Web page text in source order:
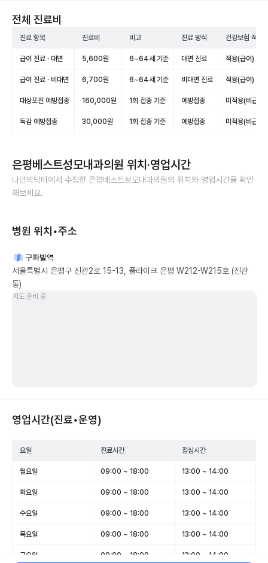
전체 진료비
진료 항목 진료비 비고 진료 방식 건강보험 적용
급여 진료 · 대면 5,600원 6~64세 기준 대면 진료 적용(급여)
급여 진료 · 비대면 6,700원 6~64세 기준 비대면 진료 적용(급여)
대상포진 예방접종 160,000원 1회 접종 기준 예방접종 미적용(비급여)
독감 예방접종 30,000원 1회 접종 기준 예방접종 미적용(비급여)
은평베스트성모내과의원 위치·영업시간
나만의닥터에서 수집한 은평베스트성모내과의원의 위치와 영업시간을 확인
해보세요.
병원 위치•주소
구파발역
서울특별시 은평구 진관2로 15-13, 플라이크 은평 W212-W215호 (진관
동)
지도 준비 중
영업시간(진료•운영)
요일 진료시간 점심시간
월요일 09:00 ~ 18:00 13:00 ~ 14:00
화요일 09:00 ~ 18:00 13:00 ~ 14:00
수요일 09:00 ~ 18:00 13:00 ~ 14:00
목요일 09:00 ~ 18:00 13:00 ~ 14:00
금요일 09:00 ~ 18:00 13:00 ~ 14:00